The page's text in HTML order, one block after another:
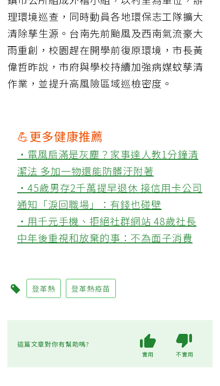
理環境巡查，同時動員各地環保志工隊擴大
清除孳生源。台南先前颱風及西南氣流豪大
雨重創，校園趕在開學前復原環境，市長黃
偉哲昨說，市府與學校持續加強病媒蚊孳清
作業，並提升高風險區域巡檢密度。
💪更多健康推薦
‧電風扇滿是灰塵？家事達人教1分鐘清
潔法 多加一物還能防髒汙附著
‧45歲男存2千萬提早退休 接信用卡公司
通知「淚回職場」：有錢也碰壁
‧用千元手機、拒絕社群網站 48歲社長
中年後重視和放棄的事：不為面子消費
登革熱 登革熱疫苗
這篇文章對你有幫助嗎?
實用 不實用